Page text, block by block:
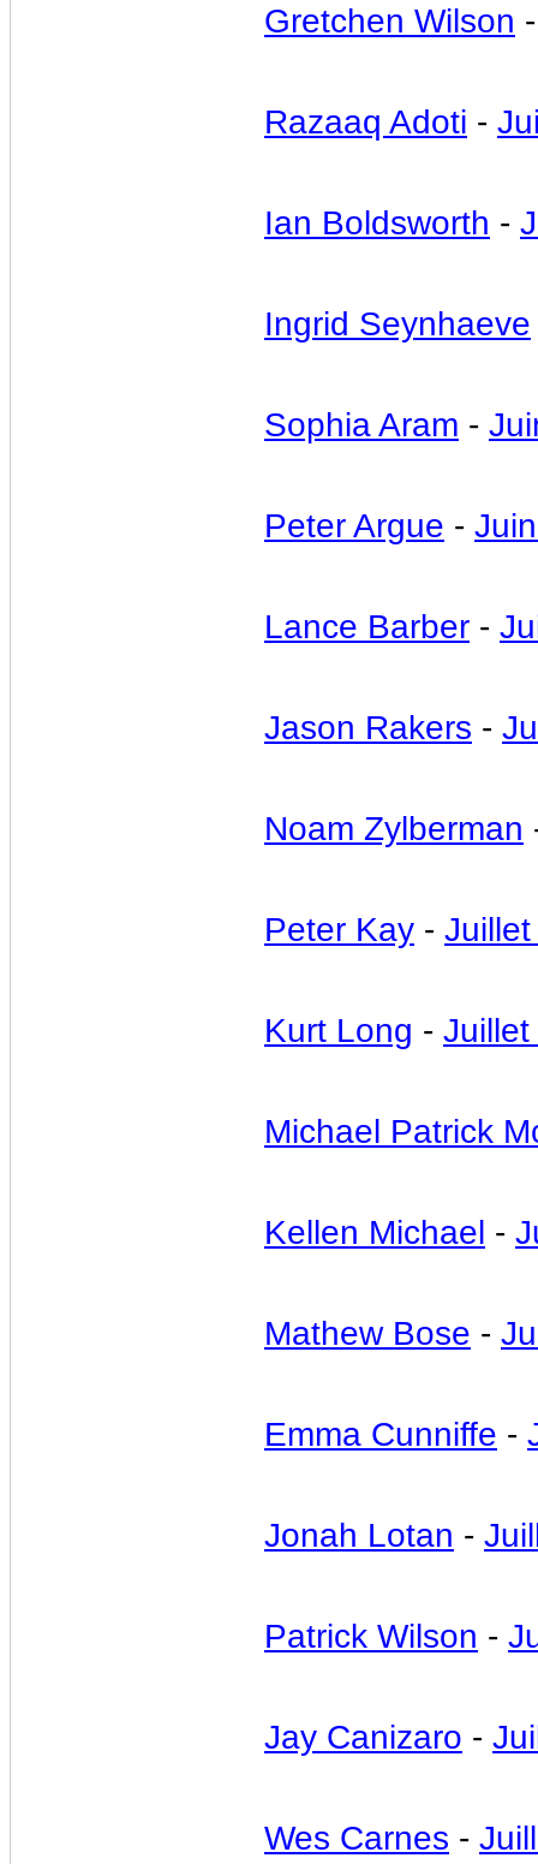
Gretchen Wilson
Razaaq Adoti -
Ian Boldsworth -
Ingrid Seynhaeve
Sophia Aram -
Peter Argue -
Lance Barber -
Jason Rakers -
Noam Zylberman
Peter Kay -
Kurt Long - Juillet
Michael Patrick
Kellen Michael -
Mathew Bose -
Emma Cunniffe -
Jonah Lotan -
Patrick Wilson -
Jay Canizaro -
Wes Carnes -